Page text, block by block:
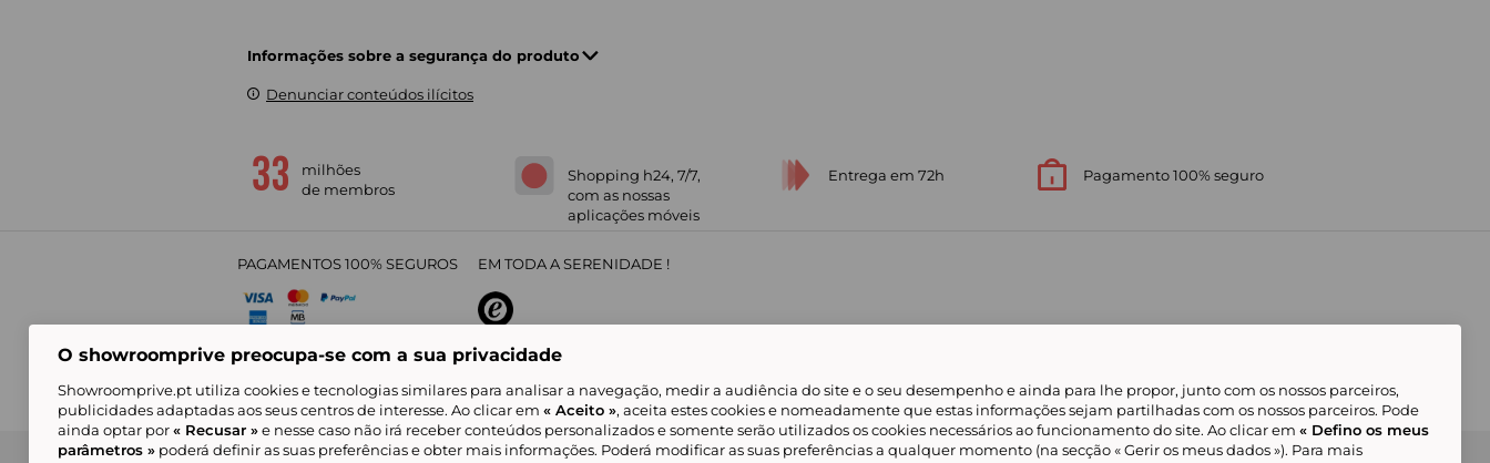
Informações sobre a segurança do produto
Denunciar conteúdos ilícitos
milhões
de membros
Shopping h24, 7/7,
com as nossas
aplicações móveis
Entrega em 72h Pagamento 100% seguro
PAGAMENTOS 100% SEGUROS EM TODA A SERENIDADE !
4,31/5 sobre
Condições Gerais de Venda Política de Confidencialidade Livro de Reclamações Showroomprive group Ajuda e Contacto Gerir os meus cookies
Condições Gerais
O showroomprive preocupa-se com a sua privacidade
Showroomprive.pt utiliza cookies e tecnologias similares para analisar a navegação, medir a audiência do site e o seu desempenho e ainda para lhe propor, junto com os nossos parceiros,
publicidades adaptadas aos seus centros de interesse. Ao clicar em « Aceito », aceita estes cookies e nomeadamente que estas informações sejam partilhadas com os nossos parceiros. Pode
ainda optar por« Recusar »e nesse caso não irá receber conteúdos personalizados e somente serão utilizados os cookies necessários ao funcionamento do site. Ao clicar em « Defino os meus
parâmetros » poderá definir as suas preferências e obter mais informações. Poderá modificar as suas preferências a qualquer momento (na secção « Gerir os meus dados »). Para mais